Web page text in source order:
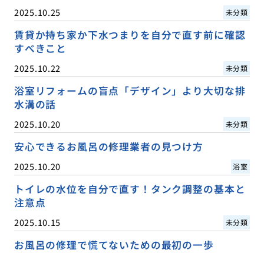
2025.10.25 未分類
賃貸か持ち家か下水つまりを自分で直す前に確認
すべきこと
2025.10.22 未分類
浴室リフォームの盲点「デザイン」より大切な排
水溝の話
2025.10.20 未分類
安心できるお風呂の修理業者の見つけ方
2025.10.20 浴室
トイレの水位を自分で直す！タンク調整の基本と
注意点
2025.10.15 未分類
お風呂の修理で慌てないための最初の一歩